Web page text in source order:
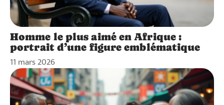
Homme le plus aimé en Afrique :
portrait d’une figure emblématique
11 mars 2026